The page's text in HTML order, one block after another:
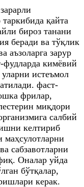
қайта
бироз танани
беради ва тўқлик
аъзоларга зарур
фудларда кимёвий
истеъмол
фаст-
фрилар,
миқдори
салбий
келтириб
маҳсулотларни
сабзавотларни
Оналар уйда
бўтқалар,
керак.